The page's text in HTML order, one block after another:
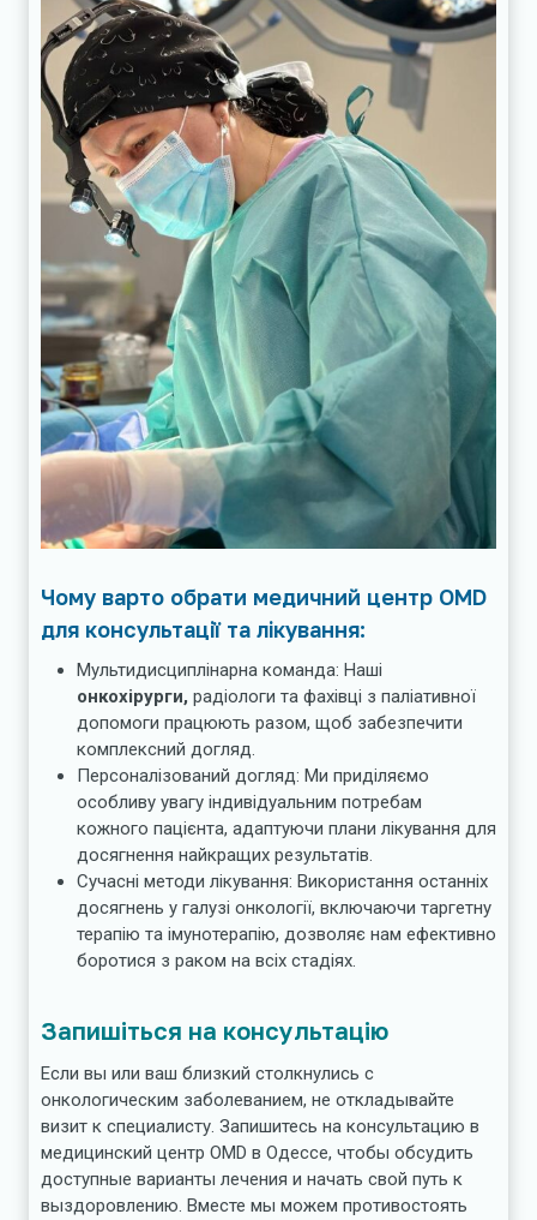
Чому варто обрати медичний центр OMD
для консультації та лікування:
Мультидисциплінарна команда: Наші
онкохірурги, радіологи та фахівці з паліативної
допомоги працюють разом, щоб забезпечити
комплексний догляд.
Персоналізований догляд: Ми приділяємо
особливу увагу індивідуальним потребам
кожного пацієнта, адаптуючи плани лікування для
досягнення найкращих результатів.
Сучасні методи лікування: Використання останніх
досягнень у галузі онкології, включаючи таргетну
терапію та імунотерапію, дозволяє нам ефективно
боротися з раком на всіх стадіях.
Запишіться на консультацію
Если вы или ваш близкий столкнулись с
онкологическим заболеванием, не откладывайте
визит к специалисту. Запишитесь на консультацию в
медицинский центр OMD в Одессе, чтобы обсудить
доступные варианты лечения и начать свой путь к
выздоровлению. Вместе мы можем противостоять